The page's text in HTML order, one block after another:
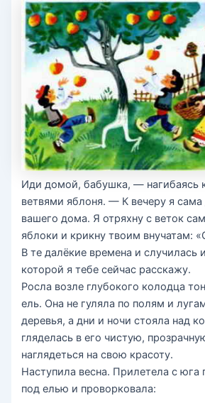
Иди домой, бабушка, — нагибаясь
ветвями яблоня. — К вечеру я
вашего дома. Я отряхну с веток
яблоки и крикну твоим внучатам:
В те далёкие времена и случилась
которой я тебе сейчас расскажу.
Росла возле глубокого колодца
ель. Она не гуляла по полям и
деревья, а дни и ночи стояла над
гляделась в его чистую,
наглядеться на свою красоту.
Наступила весна. Прилетела с юга
под елью и проворковала: